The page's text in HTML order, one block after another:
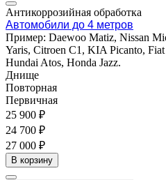
Антикоррозийная обработка
Автомобили до 4 метров
Пример: Daewoo Matiz, Nissan
Yaris, Citroen C1, KIA Picanto,
Hundai Atos, Honda Jazz.
Днище
Повторная
Первичная
25 900 ₽
24 700 ₽
27 000 ₽
В корзину